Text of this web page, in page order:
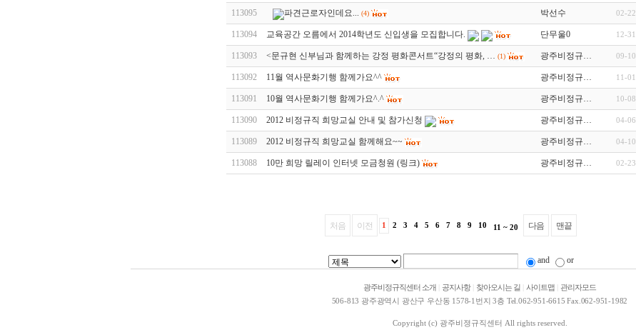
113095 파견근로자인데요... (4) 박선수 02-22
113094 교육공간 오름에서 2014학년도 신입생을 모집합니다. 단무울0 12-31
113093 <문규현 신부님과 함께하는 강정 평화콘서트“강정의 평화, … (1) 광주비정규… 09-10
113092 11월 역사문화기행 함께가요^^ 광주비정규… 11-01
113091 10월 역사문화기행 함께가요^.^ 광주비정규… 10-08
113090 2012 비정규직 희망교실 안내 및 참가신청 광주비정규… 04-06
113089 2012 비정규직 희망교실 함께해요~~ 광주비정규… 04-10
113088 10만 희망 릴레이 인터넷 모금청원 (링크) 광주비정규… 02-23
처음 이전 1 2 3 4 5 6 7 8 9 10 11 ~ 20 다음 맨끝
and or
광주비정규직센터 소개 공지사항| 찾아오시는 길 사이트맵
관리자모드
506-813 광주광역시 광산구 우산동 1578-1번지 3층 Tel.062-951-6615 Fax.062-951-1982
Copyright (c) 광주비졍규직센터 All rights reserved.